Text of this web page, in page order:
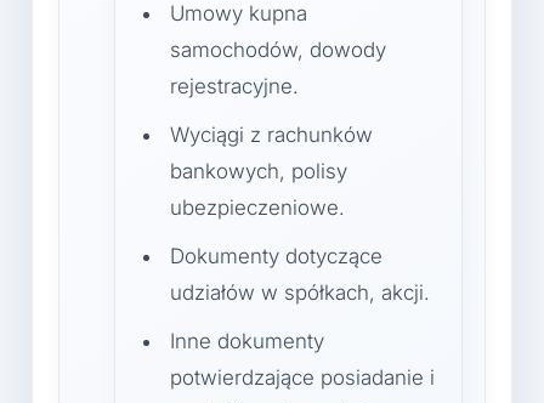
Umowy kupna
samochodów, dowody
rejestracyjne.
Wyciągi z rachunków
bankowych, polisy
ubezpieczeniowe.
Dokumenty dotyczące
udziałów w spółkach, akcji.
Inne dokumenty
potwierdzające posiadanie i